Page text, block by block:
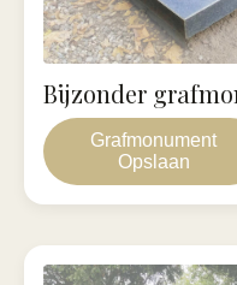
Grafmonument
Opslaan
Bijzonder